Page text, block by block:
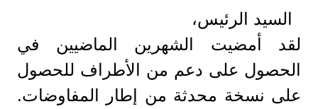
السيد الرئيس،
لقد أمضيت الشهرين الماضيين في
الحصول على دعم من الأطراف للحصول
على نسخة محدثة من إطار المفاوضات.